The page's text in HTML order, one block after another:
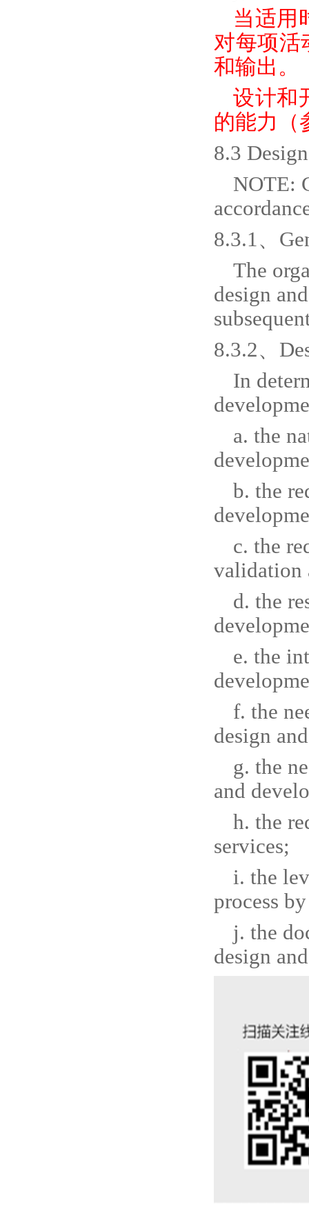
当适用
对每项活
和输出。
设计和
的能力（
8.3
NOTE:
8.3.1、
The
design
8.3.2、
In
a. the
b. the
c. the
validation
d. the
e. the
f. the
design
g. the
and
h. the
services;
i. the
process
j. the
design